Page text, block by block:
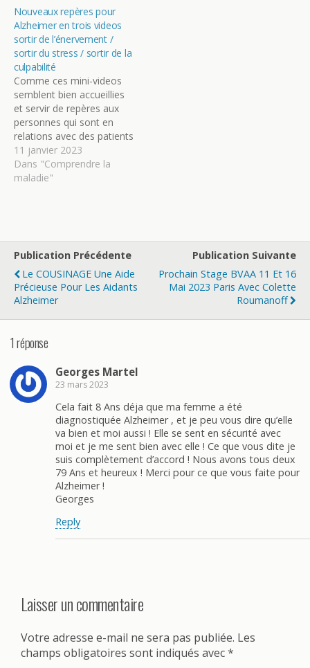
par Par Clémence de Ligny
a été publie sur le site
internet du POINT le
02/05/2024 à 16h00…
Nouveaux repères pour
Alzheimer en trois videos
sortir de l’énervement /
sortir du stress / sortir de la
culpabilité
Comme ces mini-videos
semblent bien accueillies
et servir de repères aux
personnes qui sont en
relations avec des patients
atteints de maladies
neuro-cognitives, en voici
3 nouvelles, tournées dans
efficacement au…
11 janvier 2023
Dans "Comprendre la
maladie"
Publication Précédente
Le COUSINAGE Une Aide
Précieuse Pour Les Aidants
Alzheimer
Publication Suivante
Prochain Stage BVAA 11 Et 16
Mai 2023 Paris Avec Colette
Roumanoff
1 réponse
Georges Martel
23 mars 2023
Cela fait 8 Ans déja que ma femme a été
diagnostiquée Alzheimer , et je peu vous dire qu’elle
va bien et moi aussi ! Elle se sent en sécurité avec
moi et je me sent bien avec elle ! Ce que vous dite je
suis complètement d’accord ! Nous avons tous deux
79 Ans et heureux ! Merci pour ce que vous faite pour
Alzheimer !
Georges
Reply
Laisser un commentaire
Votre adresse e-mail ne sera pas publiée. Les
champs obligatoires sont indiqués avec*